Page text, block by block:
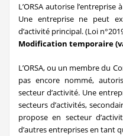
L’ORSA autorise
Une entreprise ne peut
d’activité principal. (Loi
Modification temporaire
L’ORSA, ou un membre du
pas encore nommé,
secteur d’activité. Une
secteurs d’activités,
propose en secteur
d’autres entreprises en tant